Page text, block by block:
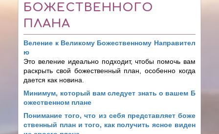
БОЖЕСТВЕННОГО
ПЛАНА
Веление к Великому Божественному Направител
ю
Это веление идеально подходит, чтобы помочь вам
раскрыть свой божественный план, особенно когда
дается как новина.
Минимум, который вам следует знать о вашем Б
ожественном плане
Понимание того, что из себя представляет боже
ственный план и того, как получить ясное виден